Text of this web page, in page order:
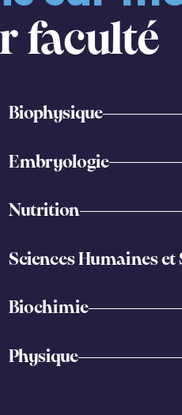
faculté
Biophysique
Embryologie
Nutrition
Sciences Humaines et
Biochimie
Physique